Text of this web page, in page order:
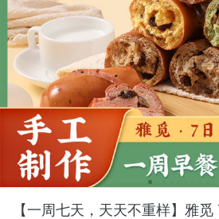
【一周七天，天天不重样】雅